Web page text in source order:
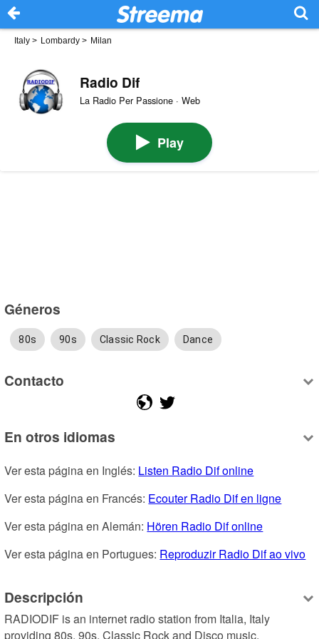
Italy > Lombardy > Milan
Radio Dif
La Radio Per Passione · Web
Play
Géneros
80s 90s Classic Rock Dance
Contacto
En otros idiomas
Ver esta página en Inglés: Listen Radio Dif online
Ver esta página en Francés: Ecouter Radio Dif en ligne
Ver esta página en Alemán: Hören Radio Dif online
Ver esta página en Portugues: Reproduzir Radio Dif ao vivo
Descripción
RADIODIF is an internet radio station from Italia, Italy
providing 80s, 90s, Classic Rock and Disco music.